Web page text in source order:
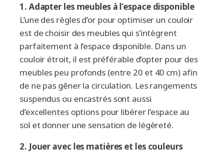
1. Adapter les meubles à l’espace disponible
L’une des règles d’or pour optimiser un couloir
est de choisir des meubles qui s’intègrent
parfaitement à l’espace disponible. Dans un
couloir étroit, il est préférable d’opter pour des
meubles peu profonds (entre 20 et 40 cm) afin
de ne pas gêner la circulation. Les rangements
suspendus ou encastrés sont aussi
d’excellentes options pour libérer l’espace au
sol et donner une sensation de légèreté.
2. Jouer avec les matières et les couleurs